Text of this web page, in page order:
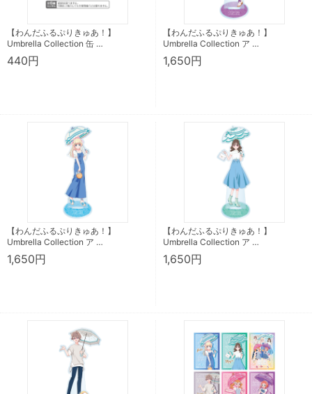
【わんだふるぷりきゅあ！】
Umbrella Collection 缶 …
440円
【わんだふるぷりきゅあ！】
Umbrella Collection ア …
1,650円
【わんだふるぷりきゅあ！】
Umbrella Collection ア …
1,650円
【わんだふるぷりきゅあ！】
Umbrella Collection ア …
1,650円